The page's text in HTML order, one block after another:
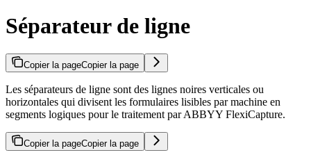
Séparateur de ligne
Copier la pageCopier la page
Les séparateurs de ligne sont des lignes noires verticales ou
horizontales qui divisent les formulaires lisibles par machine en
segments logiques pour le traitement par ABBYY FlexiCapture.
Copier la pageCopier la page